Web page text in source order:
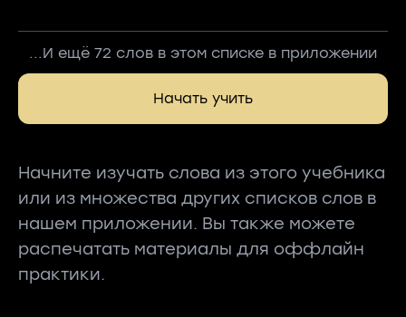
...И ещё 72 слов в этом списке в приложении
Начать учить
Начните изучать слова из этого учебника
или из множества других списков слов в
нашем приложении. Вы также можете
распечатать материалы для оффлайн
практики.